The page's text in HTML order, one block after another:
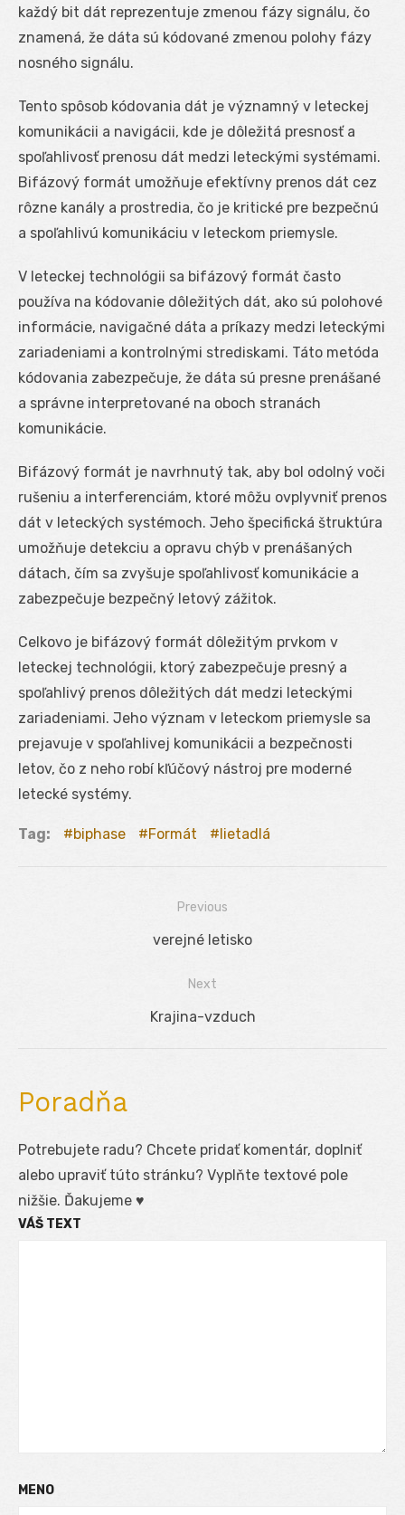
každý bit dát reprezentuje zmenou fázy signálu, čo
znamená, že dáta sú kódované zmenou polohy fázy
nosného signálu.
Tento spôsob kódovania dát je významný v leteckej
komunikácii a navigácii, kde je dôležitá presnosť a
spoľahlivosť prenosu dát medzi leteckými systémami.
Bifázový formát umožňuje efektívny prenos dát cez
rôzne kanály a prostredia, čo je kritické pre bezpečnú
a spoľahlivú komunikáciu v leteckom priemysle.
V leteckej technológii sa bifázový formát často
používa na kódovanie dôležitých dát, ako sú polohové
informácie, navigačné dáta a príkazy medzi leteckými
zariadeniami a kontrolnými strediskami. Táto metóda
kódovania zabezpečuje, že dáta sú presne prenášané
a správne interpretované na oboch stranách
komunikácie.
Bifázový formát je navrhnutý tak, aby bol odolný voči
rušeniu a interferenciám, ktoré môžu ovplyvniť prenos
dát v leteckých systémoch. Jeho špecifická štruktúra
umožňuje detekciu a opravu chýb v prenášaných
dátach, čím sa zvyšuje spoľahlivosť komunikácie a
zabezpečuje bezpečný letový zážitok.
Celkovo je bifázový formát dôležitým prvkom v
leteckej technológii, ktorý zabezpečuje presný a
spoľahlivý prenos dôležitých dát medzi leteckými
zariadeniami. Jeho význam v leteckom priemysle sa
prejavuje v spoľahlivej komunikácii a bezpečnosti
letov, čo z neho robí kľúčový nástroj pre moderné
letecké systémy.
Tag: biphase Formát lietadlá
Previous
Previous
verejné letisko
Next
Next
Krajina-vzduch
Poradňa
Potrebujete radu? Chcete pridať komentár, doplniť
alebo upraviť túto stránku? Vyplňte textové pole
nižšie. Ďakujeme ♥
VÁŠ TEXT
MENO